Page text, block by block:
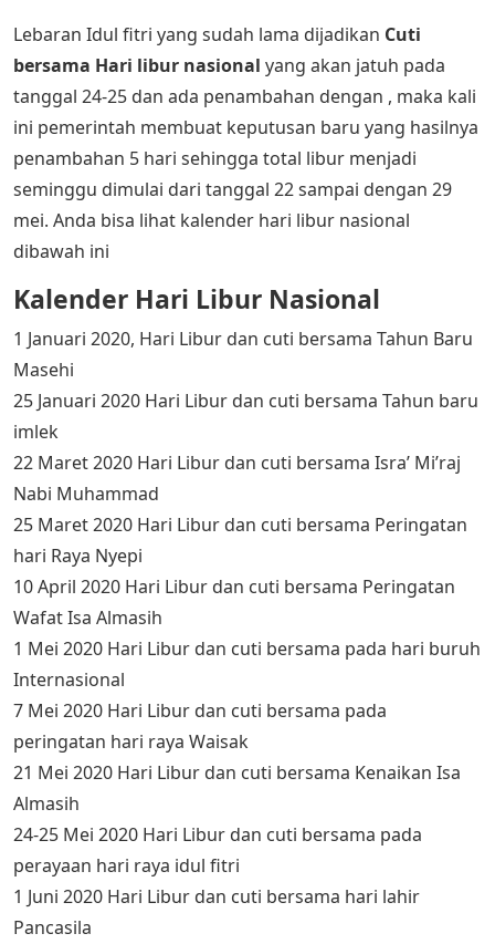
Lebaran Idul fitri yang sudah lama dijadikan Cuti
bersama Hari libur nasional yang akan jatuh pada
tanggal 24-25 dan ada penambahan dengan , maka kali
ini pemerintah membuat keputusan baru yang hasilnya
penambahan 5 hari sehingga total libur menjadi
seminggu dimulai dari tanggal 22 sampai dengan 29
mei. Anda bisa lihat kalender hari libur nasional
dibawah ini
Kalender Hari Libur Nasional
1 Januari 2020, Hari Libur dan cuti bersama Tahun Baru
Masehi
25 Januari 2020 Hari Libur dan cuti bersama Tahun baru
imlek
22 Maret 2020 Hari Libur dan cuti bersama Isra’ Mi’raj
Nabi Muhammad
25 Maret 2020 Hari Libur dan cuti bersama Peringatan
hari Raya Nyepi
10 April 2020 Hari Libur dan cuti bersama Peringatan
Wafat Isa Almasih
1 Mei 2020 Hari Libur dan cuti bersama pada hari buruh
Internasional
7 Mei 2020 Hari Libur dan cuti bersama pada
peringatan hari raya Waisak
21 Mei 2020 Hari Libur dan cuti bersama Kenaikan Isa
Almasih
24-25 Mei 2020 Hari Libur dan cuti bersama pada
perayaan hari raya idul fitri
1 Juni 2020 Hari Libur dan cuti bersama hari lahir
Pancasila